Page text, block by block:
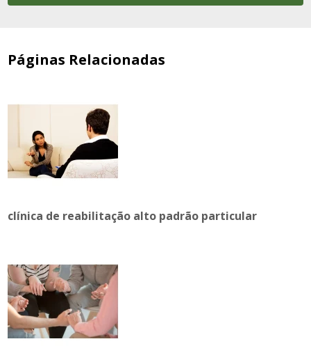
Páginas Relacionadas
clínica de reabilitação alto padrão particular